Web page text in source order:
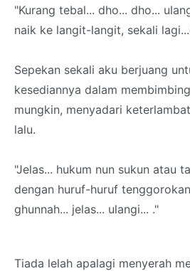
"Kurang tebal... dho... dho...
naik ke langit-langit, sekali
Sepekan sekali aku berjuang
kesediannya dalam
mungkin, menyadari
lalu.
"Jelas... hukum nun sukun atau
dengan huruf-huruf
ghunnah... jelas... ulangi... ."
Tiada lelah apalagi menyerah